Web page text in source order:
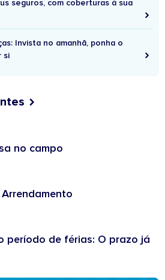
seguros, com coberturas à sua
Invista no amanhã, ponha o
si
no campo
período de férias: O prazo já